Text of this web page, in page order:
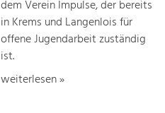
dem Verein Impulse, der bereits
in Krems und Langenlois für
offene Jugendarbeit zuständig
ist.
weiterlesen »